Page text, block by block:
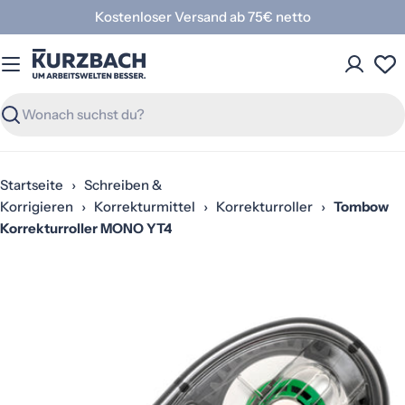
Inhalt
springen
Kostenloser Versand ab 75€ netto
Suchen
Startseite › Schreiben &
Korrigieren › Korrekturmittel › Korrekturroller › Tombow
Korrekturroller MONO YT4